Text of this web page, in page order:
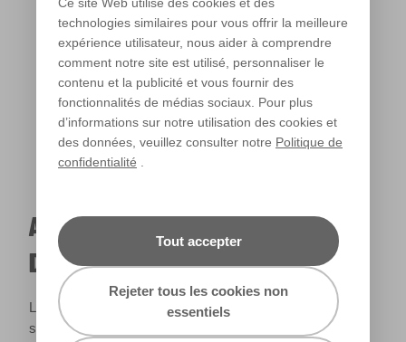
technologies similaires pour vous offrir la meilleure
expérience utilisateur, nous aider à comprendre
comment notre site est utilisé, personnaliser le
contenu et la publicité et vous fournir des
fonctionnalités de médias sociaux. Pour plus
d’informations sur notre utilisation des cookies et
des données, veuillez consulter notre Politique de
confidentialité
Tout accepter
Rejeter tous les cookies non
essentiels
Lumière chaude
A QUOI RESSEMBLERA CETTE COULEUR
DANS VOTRE MAISON ?
La lumière naturelle et l’éclairage jouent un rôle important
sur le rendu des couleurs dans votre maison. Utilisez cet